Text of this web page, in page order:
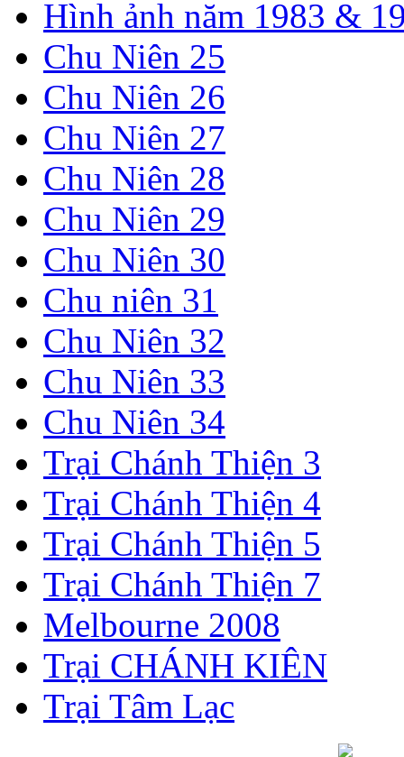
Hình ảnh năm 1983 &
Chu Niên 25
Chu Niên 26
Chu Niên 27
Chu Niên 28
Chu Niên 29
Chu Niên 30
Chu niên 31
Chu Niên 32
Chu Niên 33
Chu Niên 34
Trại Chánh Thiện 3
Trại Chánh Thiện 4
Trại Chánh Thiện 5
Trại Chánh Thiện 7
Melbourne 2008
Trại CHÁNH KIÊN
Trại Tâm Lạc